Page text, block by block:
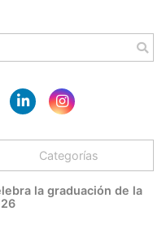
Categorías
la graduación de la